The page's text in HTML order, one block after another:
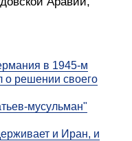
в 1945-м
о решении своего
мусульман"
и Иран, и